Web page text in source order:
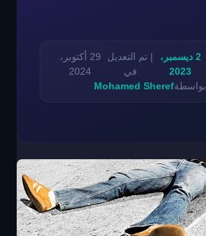
2 ديسمبر،
2023
| تم التعديل
في
29 أكتوبر،
2024
بواسطةMohamed Sheref